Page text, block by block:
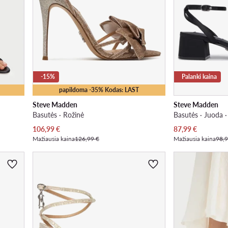
papildoma -35% Kodas: LAST
-15%
Steve Madden
Basutės · Rožinė
Dabartinė kaina
106,99€
Mažiausia kaina126,99 €
Palanki kaina
Steve Madden
Basutės · Juoda
Dabartinė kaina
87,99€
Mažiausia kaina